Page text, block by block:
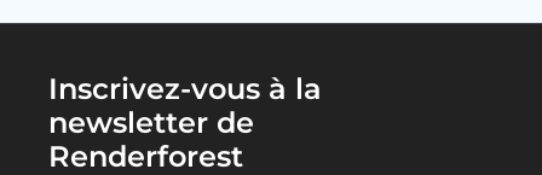
Inscrivez-vous à la
newsletter de
Renderforest